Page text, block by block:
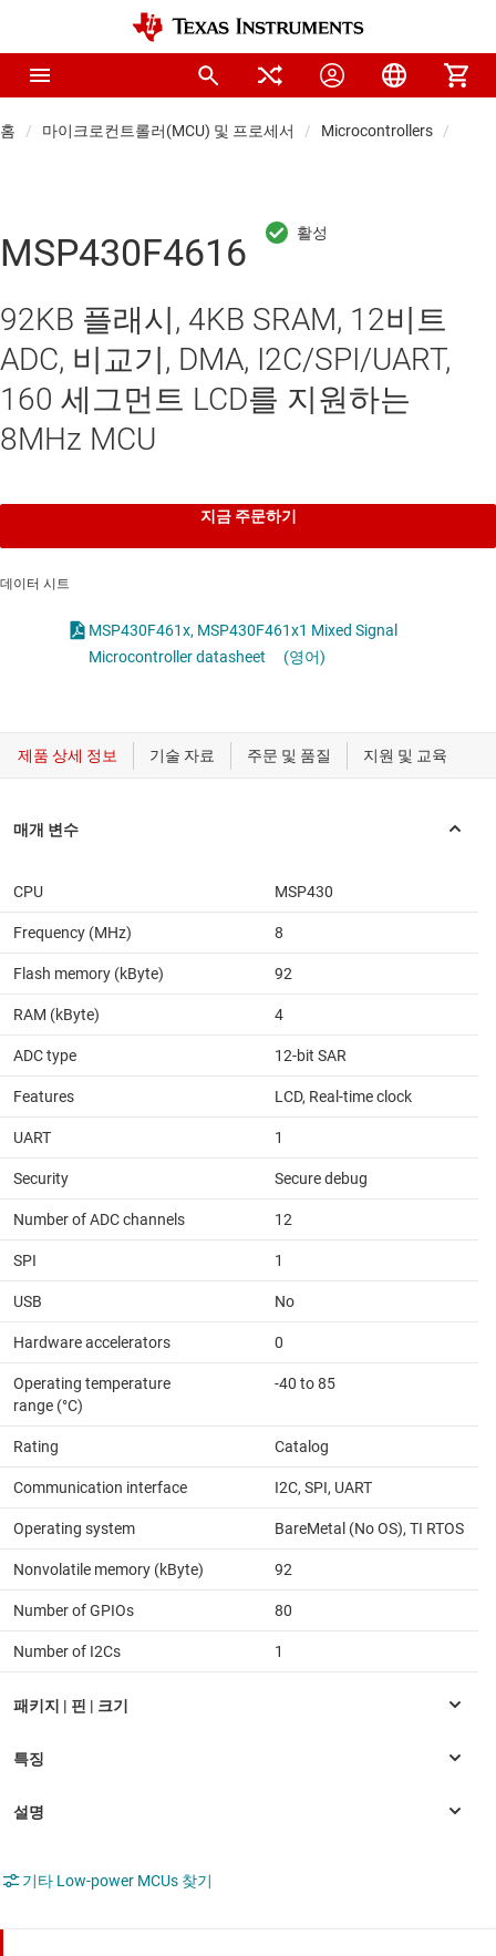
홈 마이크로컨트롤러(MCU) 및 프로세서 Microcontrollers
MSP430F4616
92KB 플래시, 4KB SRAM, 12비트
ADC, 비교기, DMA, I2C/SPI/UART,
160 세그먼트 LCD를 지원하는
8MHz MCU
지금 주문하기
데이터 시트
MSP430F461x, MSP430F461x1 Mixed Signal
Microcontroller datasheet
(영어)
CPU MSP430
Frequency (MHz) 8
Flash memory (kByte) 92
RAM (kByte) 4
ADC type 12-bit SAR
Features LCD, Real-time clock
UART 1
Security Secure debug
Number of ADC channels 12
SPI 1
USB No
Hardware accelerators 0
Operating temperature
range (°C)
-40 to 85
Rating Catalog
Communication interface I2C, SPI, UART
Operating system BareMetal (No OS), TI RTOS
Nonvolatile memory (kByte) 92
Number of GPIOs 80
Number of I2Cs 1
기타 Low-power MCUs 찾기